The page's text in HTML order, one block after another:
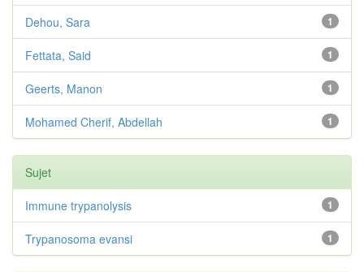
1
Dehou, Sara
1
Fettata, Said
1
Geerts, Manon
1
Mohamed Cherif, Abdellah
Sujet
1
Immune trypanolysis
1
Trypanosoma evansi